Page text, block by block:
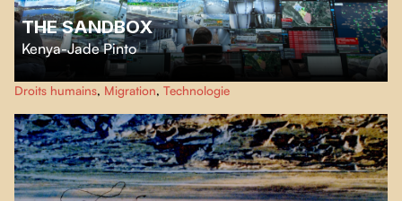
THE SANDBOX
Kenya-Jade Pinto
À travers des témoignages de survivant.e.s, de journalistes et de témoins,
The Sandboxexplore le contrôle moderne des frontières, où la surveillance,
l’IA et la militarisation décident de qui vit et qui meurt.
Droits humains, Migration, Technologie